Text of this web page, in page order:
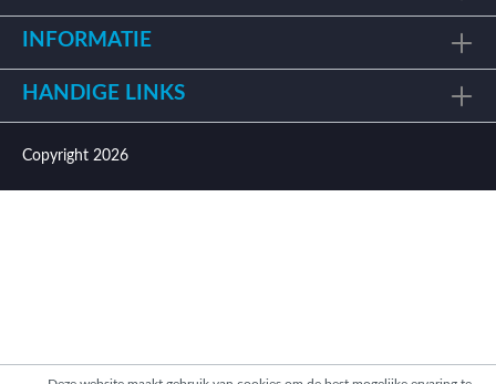
INFORMATIE
HANDIGE LINKS
Copyright 2026